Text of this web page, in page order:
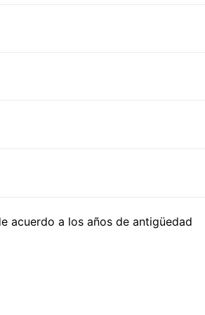
acuerdo a los años de antigüedad